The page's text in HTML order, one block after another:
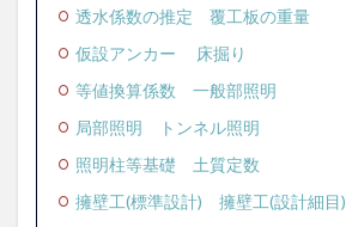
透水係数の推定
覆工板の重量
仮設アンカー
床掘り
等値換算係数
一般部照明
局部照明
トンネル照明
照明柱等基礎
土質定数
擁壁工(標準設計)
擁壁工(設計細目)